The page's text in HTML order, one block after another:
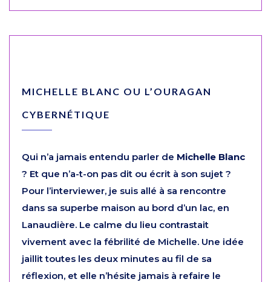
MICHELLE BLANC OU L’OURAGAN
CYBERNÉTIQUE
Qui n’a jamais entendu parler de Michelle Blanc
? Et que n’a-t-on pas dit ou écrit à son sujet ?
Pour l’interviewer, je suis allé à sa rencontre
dans sa superbe maison au bord d’un lac, en
Lanaudière. Le calme du lieu contrastait
vivement avec la fébrilité de Michelle. Une idée
jaillit toutes les deux minutes au fil de sa
réflexion, et elle n’hésite jamais à refaire le